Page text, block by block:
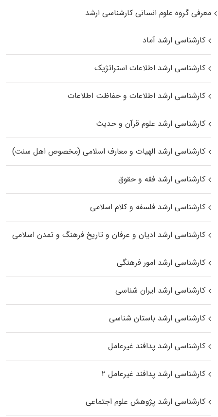
معرفی گروه علوم انسانی کارشناسی ارشد
کارشناسی ارشد آماد
کارشناسی ارشد اطلاعات استراتژیک
کارشناسی ارشد اطلاعات و حفاظت اطلاعات
کارشناسی ارشد علوم قرآن و حدیث
کارشناسی ارشد الهیات و معارف اسلامی (مخصوص اهل سنت)
کارشناسی ارشد فقه و حقوق
کارشناسی ارشد فلسفه و کلام اسلامی
کارشناسی ارشد ادیان و عرفان و تاریخ فرهنگ و تمدن اسلامی
کارشناسی ارشد امور فرهنگی
کارشناسی ارشد ایران شناسی
کارشناسی ارشد باستان شناسی
کارشناسی ارشد پدافند غیرعامل
کارشناسی ارشد پدافند غیرعامل ۲
کارشناسی ارشد پژوهش علوم اجتماعی